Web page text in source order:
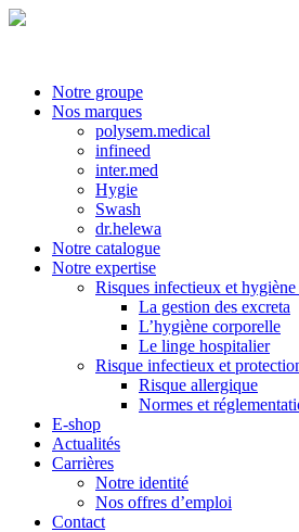
Notre groupe
Nos marques
polysem.medical
infineed
inter.med
Hygie
Swash
dr.helewa
Notre catalogue
Notre expertise
Risques infectieux et
La gestion des excreta
L’hygiène corporelle
Le linge hospitalier
Risque infectieux et
Risque allergique
Normes et
E-shop
Actualités
Carrières
Notre identité
Nos offres d’emploi
Contact